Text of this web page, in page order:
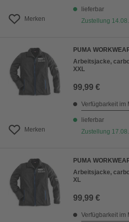
Merken
lieferbar
Zustellung
Merken
PUMA
Arbeitsjacke,
XXL
99,99 €
Verfügbarkeit im
lieferbar
Zustellung
PUMA
Arbeitsjacke,
XL
99,99 €
Verfügbarkeit im